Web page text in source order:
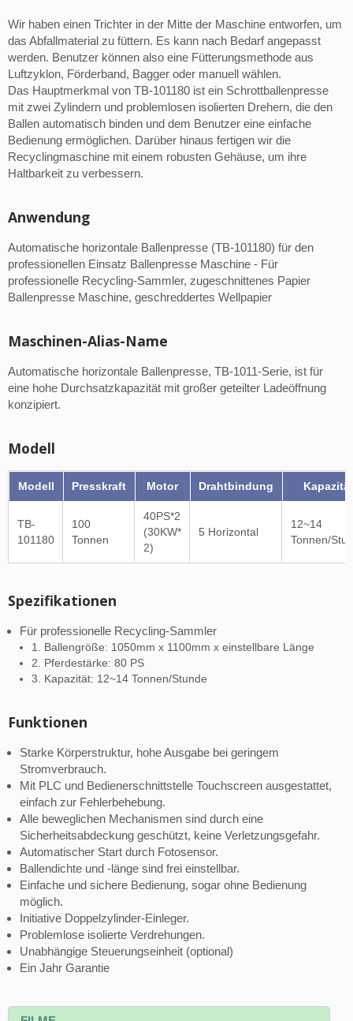
Wir haben einen Trichter in der Mitte der Maschine entworfen, um
das Abfallmaterial zu füttern. Es kann nach Bedarf angepasst
werden. Benutzer können also eine Fütterungsmethode aus
Luftzyklon, Förderband, Bagger oder manuell wählen.
Das Hauptmerkmal von TB-101180 ist ein Schrottballenpresse
mit zwei Zylindern und problemlosen isolierten Drehern, die den
Ballen automatisch binden und dem Benutzer eine einfache
Bedienung ermöglichen. Darüber hinaus fertigen wir die
Recyclingmaschine mit einem robusten Gehäuse, um ihre
Haltbarkeit zu verbessern.
Anwendung
Automatische horizontale Ballenpresse (TB-101180) für den
professionellen Einsatz Ballenpresse Maschine - Für
professionelle Recycling-Sammler, zugeschnittenes Papier
Ballenpresse Maschine, geschreddertes Wellpapier
Maschinen-Alias-Name
Automatische horizontale Ballenpresse, TB-1011-Serie, ist für
eine hohe Durchsatzkapazität mit großer geteilter Ladeöffnung
konzipiert.
Modell
Modell Presskraft Motor Drahtbindung Kapazität
TB-
101180
100
Tonnen
40PS*2
(30KW*
2)
5 Horizontal
12~14
Tonnen/
Spezifikationen
Für professionelle Recycling-Sammler
1. Ballengröße: 1050mm x 1100mm x einstellbare Länge
2. Pferdestärke: 80 PS
3. Kapazität: 12~14 Tonnen/Stunde
Funktionen
Starke Körperstruktur, hohe Ausgabe bei geringem
Stromverbrauch.
Mit PLC und Bedienerschnittstelle Touchscreen ausgestattet,
einfach zur Fehlerbehebung.
Alle beweglichen Mechanismen sind durch eine
Sicherheitsabdeckung geschützt, keine Verletzungsgefahr.
Automatischer Start durch Fotosensor.
Ballendichte und -länge sind frei einstellbar.
Einfache und sichere Bedienung, sogar ohne Bedienung
möglich.
Initiative Doppelzylinder-Einleger.
Problemlose isolierte Verdrehungen.
Unabhängige Steuerungseinheit (optional)
Ein Jahr Garantie